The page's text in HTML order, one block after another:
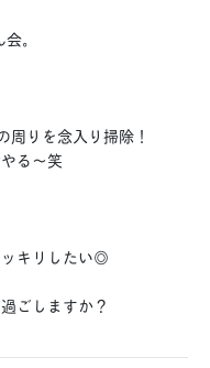
。
りを念入り掃除！
る〜笑
キリしたい◎
ごしますか？